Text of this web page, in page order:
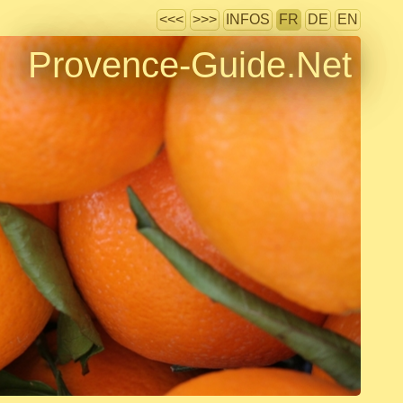
<<< >>> INFOS FR DE EN
Provence-Guide.Net